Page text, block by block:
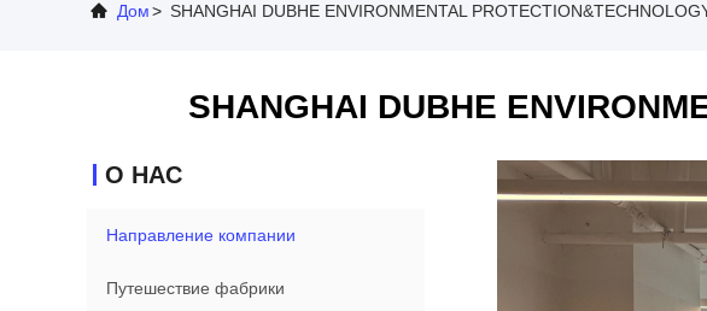
Дом> SHANGHAI DUBHE ENVIRONMENTAL
SHANGHAI DUBHE
О НАС
Направление компании
Путешествие фабрики